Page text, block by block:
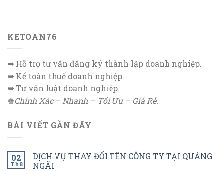
KETOAN76
➥Hỗ trợ tư vấn đăng ký thành lập doanh nghiệp.
➥Kế toán thuế doanh nghiệp.
➥Tư vấn luật doanh nghiệp.
♚Chính Xác – Nhanh – Tối Ưu – Giá Rẻ.
BÀI VIẾT GẦN ĐÂY
02
Th8
DỊCH VỤ THAY ĐỔI TÊN CÔNG TY TẠI QUẢNG
NGÃI